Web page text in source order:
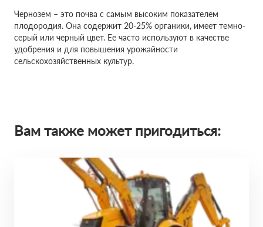
Чернозем – это почва с самым высоким показателем
плодородия. Она содержит 20-25% органики, имеет темно-
серый или черный цвет. Ее часто используют в качестве
удобрения и для повышения урожайности
сельскохозяйственных культур.
Вам также может пригодиться: